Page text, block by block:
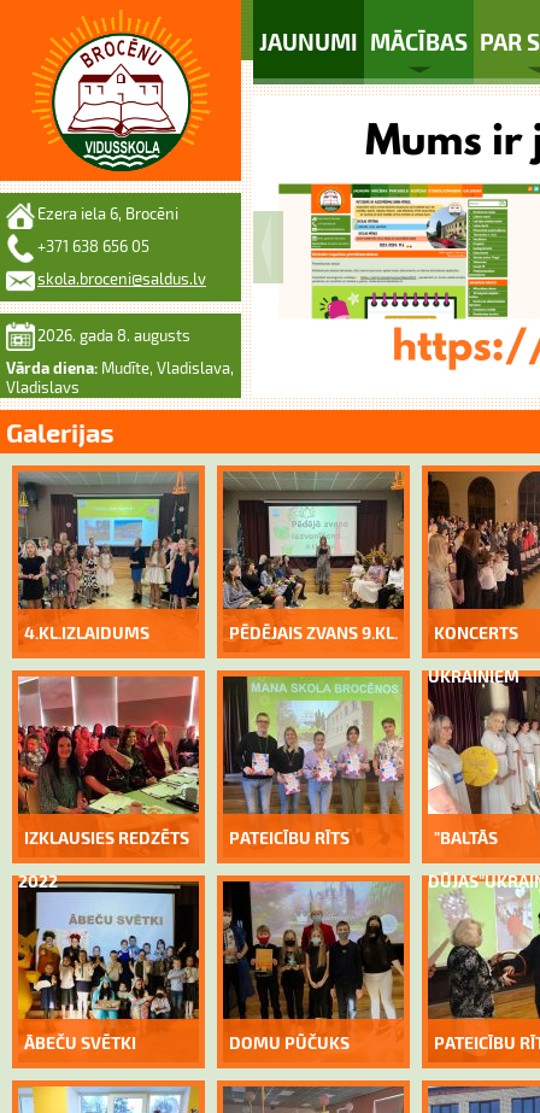
JAUNUMI MĀCĪBAS PAR
Ezera iela 6, Brocēni
+371 638 656 05
skola.broceni@saldus.lv
2026. gada 8. augusts
Vārda diena: Mudīte, Vladislava,
Vladislavs
Galerijas
4.KL.IZLAIDUMS PĒDĒJAIS ZVANS 9.KL. KONCERTS
UKRAIŅIEM
IZKLAUSIES REDZĒTS
2022
PATEICĪBU RĪTS "BALTĀS
ĀBEČU SVĒTKI DOMU PŪČUKS PATEICĪBU